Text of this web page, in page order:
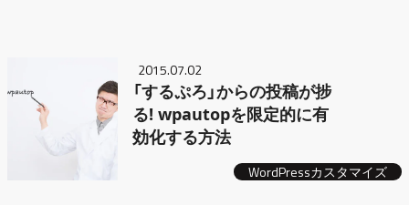
2015.07.02
「するぷろ」からの投稿が捗
る! wpautopを限定的に有
効化する方法
WordPressカスタマイズ